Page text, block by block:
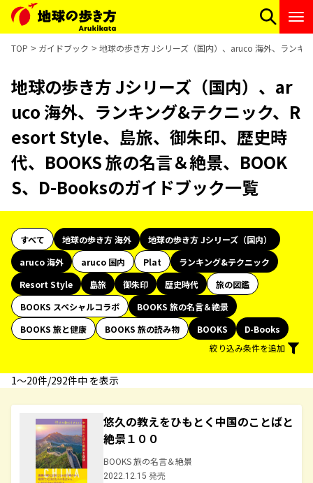
TOP ガイドブック 地球の歩き方 Jシリーズ（国内）、aruco 海外、ランキ
地球の歩き方 Jシリーズ（国内）、ar
uco 海外、ランキング&テクニック、R
esort Style、島旅、御朱印、歴史時
代、BOOKS 旅の名言＆絶景、BOOK
S、D-Booksのガイドブック一覧
すべて 地球の歩き方 海外
地球の歩き方 Jシリーズ（国内）
aruco 海外
aruco 国内 Plat
ランキング&テクニック
Resort Style
島旅 御朱印 歴史時代
旅の図鑑
BOOKS スペシャルコラボ
BOOKS 旅の名言＆絶景
BOOKS 旅と健康
BOOKS 旅の読み物 BOOKS
D-Books
絞り込み条件を追加
1〜20件/292件中 を表示
悠久の教えをひもとく中国のことばと
絶景１００
BOOKS 旅の名言＆絶景
2022.12.15 発売